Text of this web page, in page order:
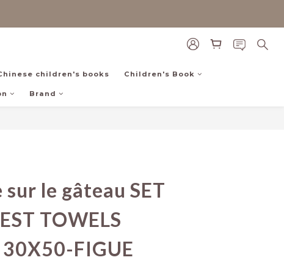
children's books Children's Book
Brand
sur le gâteau SET
TOWELS
30X50-FIGUE